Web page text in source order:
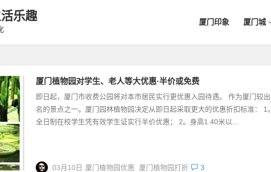
乐趣 厦门印象 厦门城
厦门植物园对学生、老人等大优惠·半价或免费
即日起，厦门市收费公园将对本市居民实行更优惠入园待遇。 作为厦门较出
名的景点之一。厦门园林植物园决定从即日起采取更大的优惠折扣标准： 1。
全日制在校学生凭有效学生证实行半价优惠； 2。身高1.40米以...
03月10日 厦门植物园优惠 厦门植物园打折 3